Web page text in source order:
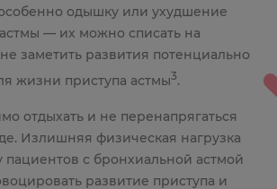
одышку или ухудшение
— их можно списать на
заметить развития потенциально
жизни приступа астмы3.
отдыхать и не перенапрягаться
Излишняя физическая нагрузка
с бронхиальной астмой
развитие приступа и